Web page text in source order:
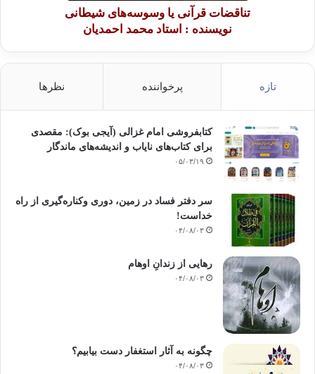
تناقضات قرآنی یا وسوسه‌های شیطانی
نویسنده : استاد محمد احمدیان
تازه پرخواننده نظرها
کتابفروشی امام غزالی (آیجی بوک): مقصدی
برای کتاب‌های نایاب و اندیشه‌های ماندگار
۰۵/۰۳/۱۹
سر دفتر فساد در زمین‌، دوری وکناره‌گیری از راه
خداست‌!
۰۴/۰۸/۰۳
رهایی از زندانِ اوهام
۰۴/۰۸/۰۳
چگونه به آثار استغفار دست بیابیم؟
۰۴/۰۸/۰۳